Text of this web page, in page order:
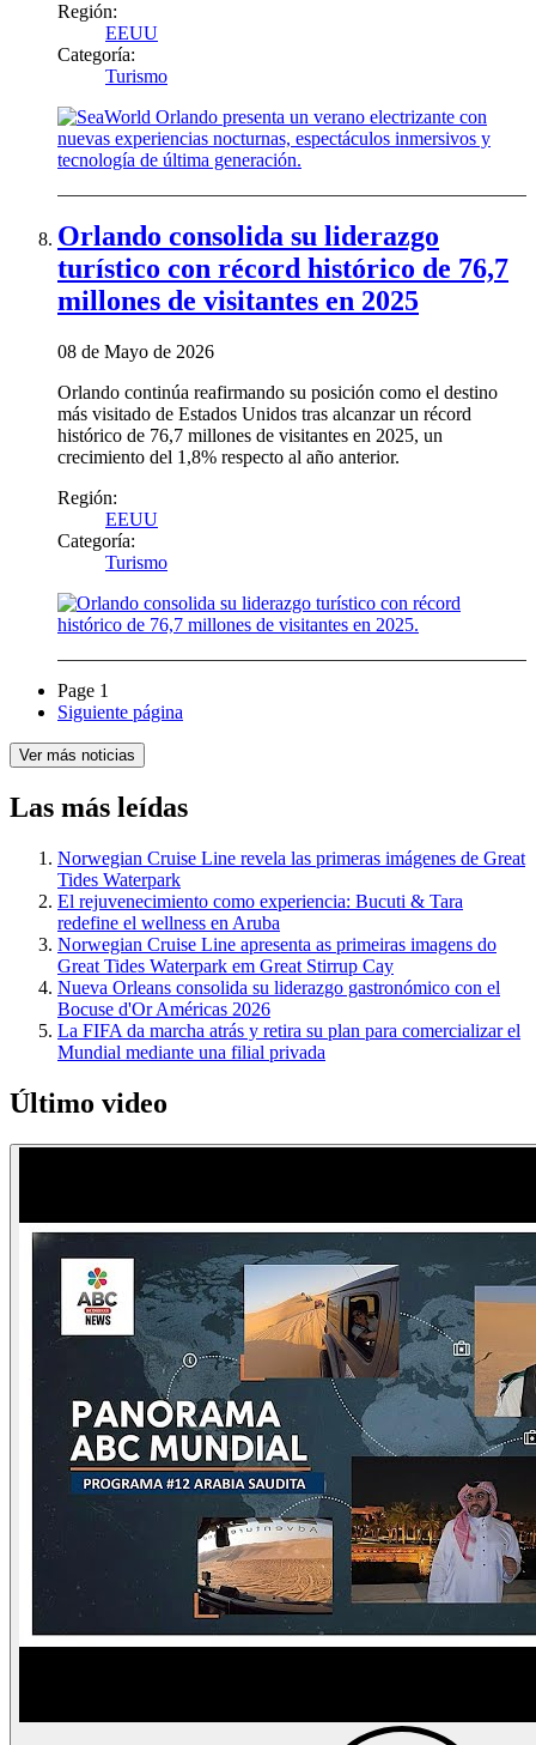
Región:
EEUU
Categoría:
Turismo
Orlando consolida su liderazgo
turístico con récord histórico de 76,7
millones de visitantes en 2025
08 de Mayo de 2026
Orlando continúa reafirmando su posición como el destino
más visitado de Estados Unidos tras alcanzar un récord
histórico de 76,7 millones de visitantes en 2025, un
crecimiento del 1,8% respecto al año anterior.
Región:
EEUU
Categoría:
Turismo
Page 1
Siguiente página
Ver más noticias
Las más leídas
Norwegian Cruise Line revela las primeras imágenes de Great
Tides Waterpark
El rejuvenecimiento como experiencia: Bucuti & Tara
redefine el wellness en Aruba
Norwegian Cruise Line apresenta as primeiras imagens do
Great Tides Waterpark em Great Stirrup Cay
Nueva Orleans consolida su liderazgo gastronómico con el
Bocuse d'Or Américas 2026
La FIFA da marcha atrás y retira su plan para comercializar el
Mundial mediante una filial privada
Último video